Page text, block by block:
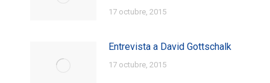
17 octubre, 2015
Entrevista a David Gottschalk
17 octubre, 2015